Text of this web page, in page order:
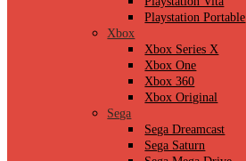
Playstation Portable
Xbox
Xbox Series X
Xbox One
Xbox 360
Xbox Original
Sega
Sega Dreamcast
Sega Saturn